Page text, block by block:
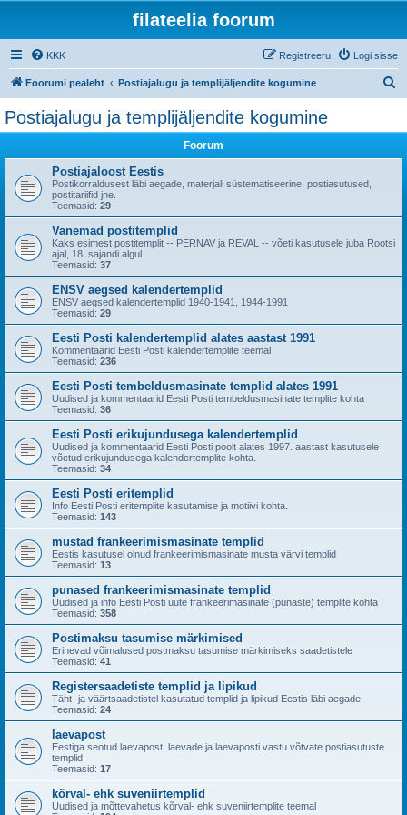
filateelia foorum
KKK Logi sisse
Registreeru
Foorumi pealeht Postiajalugu ja templijäljendite kogumine
Postiajalugu ja templijäljendite kogumine
Foorum
Postiajaloost Eestis
Postikorraldusest läbi aegade, materjali süstematiseerine, postiasutused,
postitariifid jne.
Teemasid: 29
Vanemad postitemplid
Kaks esimest postitemplit -- PERNAV ja REVAL -- võeti kasutusele juba Rootsi
ajal, 18. sajandi algul
Teemasid: 37
ENSV aegsed kalendertemplid
ENSV aegsed kalendertemplid 1940-1941, 1944-1991
Teemasid: 29
Eesti Posti kalendertemplid alates aastast 1991
Kommentaarid Eesti Posti kalendertemplite teemal
Teemasid: 236
Eesti Posti tembeldusmasinate templid alates 1991
Uudised ja kommentaarid Eesti Posti tembeldusmasinate templite kohta
Teemasid: 36
Eesti Posti erikujundusega kalendertemplid
Uudised ja kommentaarid Eesti Posti poolt alates 1997. aastast kasutusele
võetud erikujundusega kalendertemplite kohta.
Teemasid: 34
Eesti Posti eritemplid
Info Eesti Posti eritemplite kasutamise ja motiivi kohta.
Teemasid: 143
mustad frankeerimismasinate templid
Eestis kasutusel olnud frankeerimismasinate musta värvi templid
Teemasid: 13
punased frankeerimismasinate templid
Uudised ja info Eesti Posti uute frankeerimasinate (punaste) templite kohta
Teemasid: 358
Postimaksu tasumise märkimised
Erinevad võimalused postmaksu tasumise märkimiseks saadetistele
Teemasid: 41
Registersaadetiste templid ja lipikud
Täht- ja väärtsaadetistel kasutatud templid ja lipikud Eestis läbi aegade
Teemasid: 24
laevapost
Eestiga seotud laevapost, laevade ja laevaposti vastu võtvate postiasutuste
templid
Teemasid: 17
kõrval- ehk suveniirtemplid
Uudised ja mõttevahetus kõrval- ehk suveniirtemplite teemal